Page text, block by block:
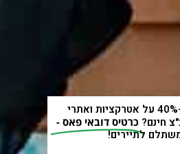
רוצה לחסוך כ-40% על אטרקציות ואתרי
חינם? כרטיס דובאי פאס -
לתיירים!